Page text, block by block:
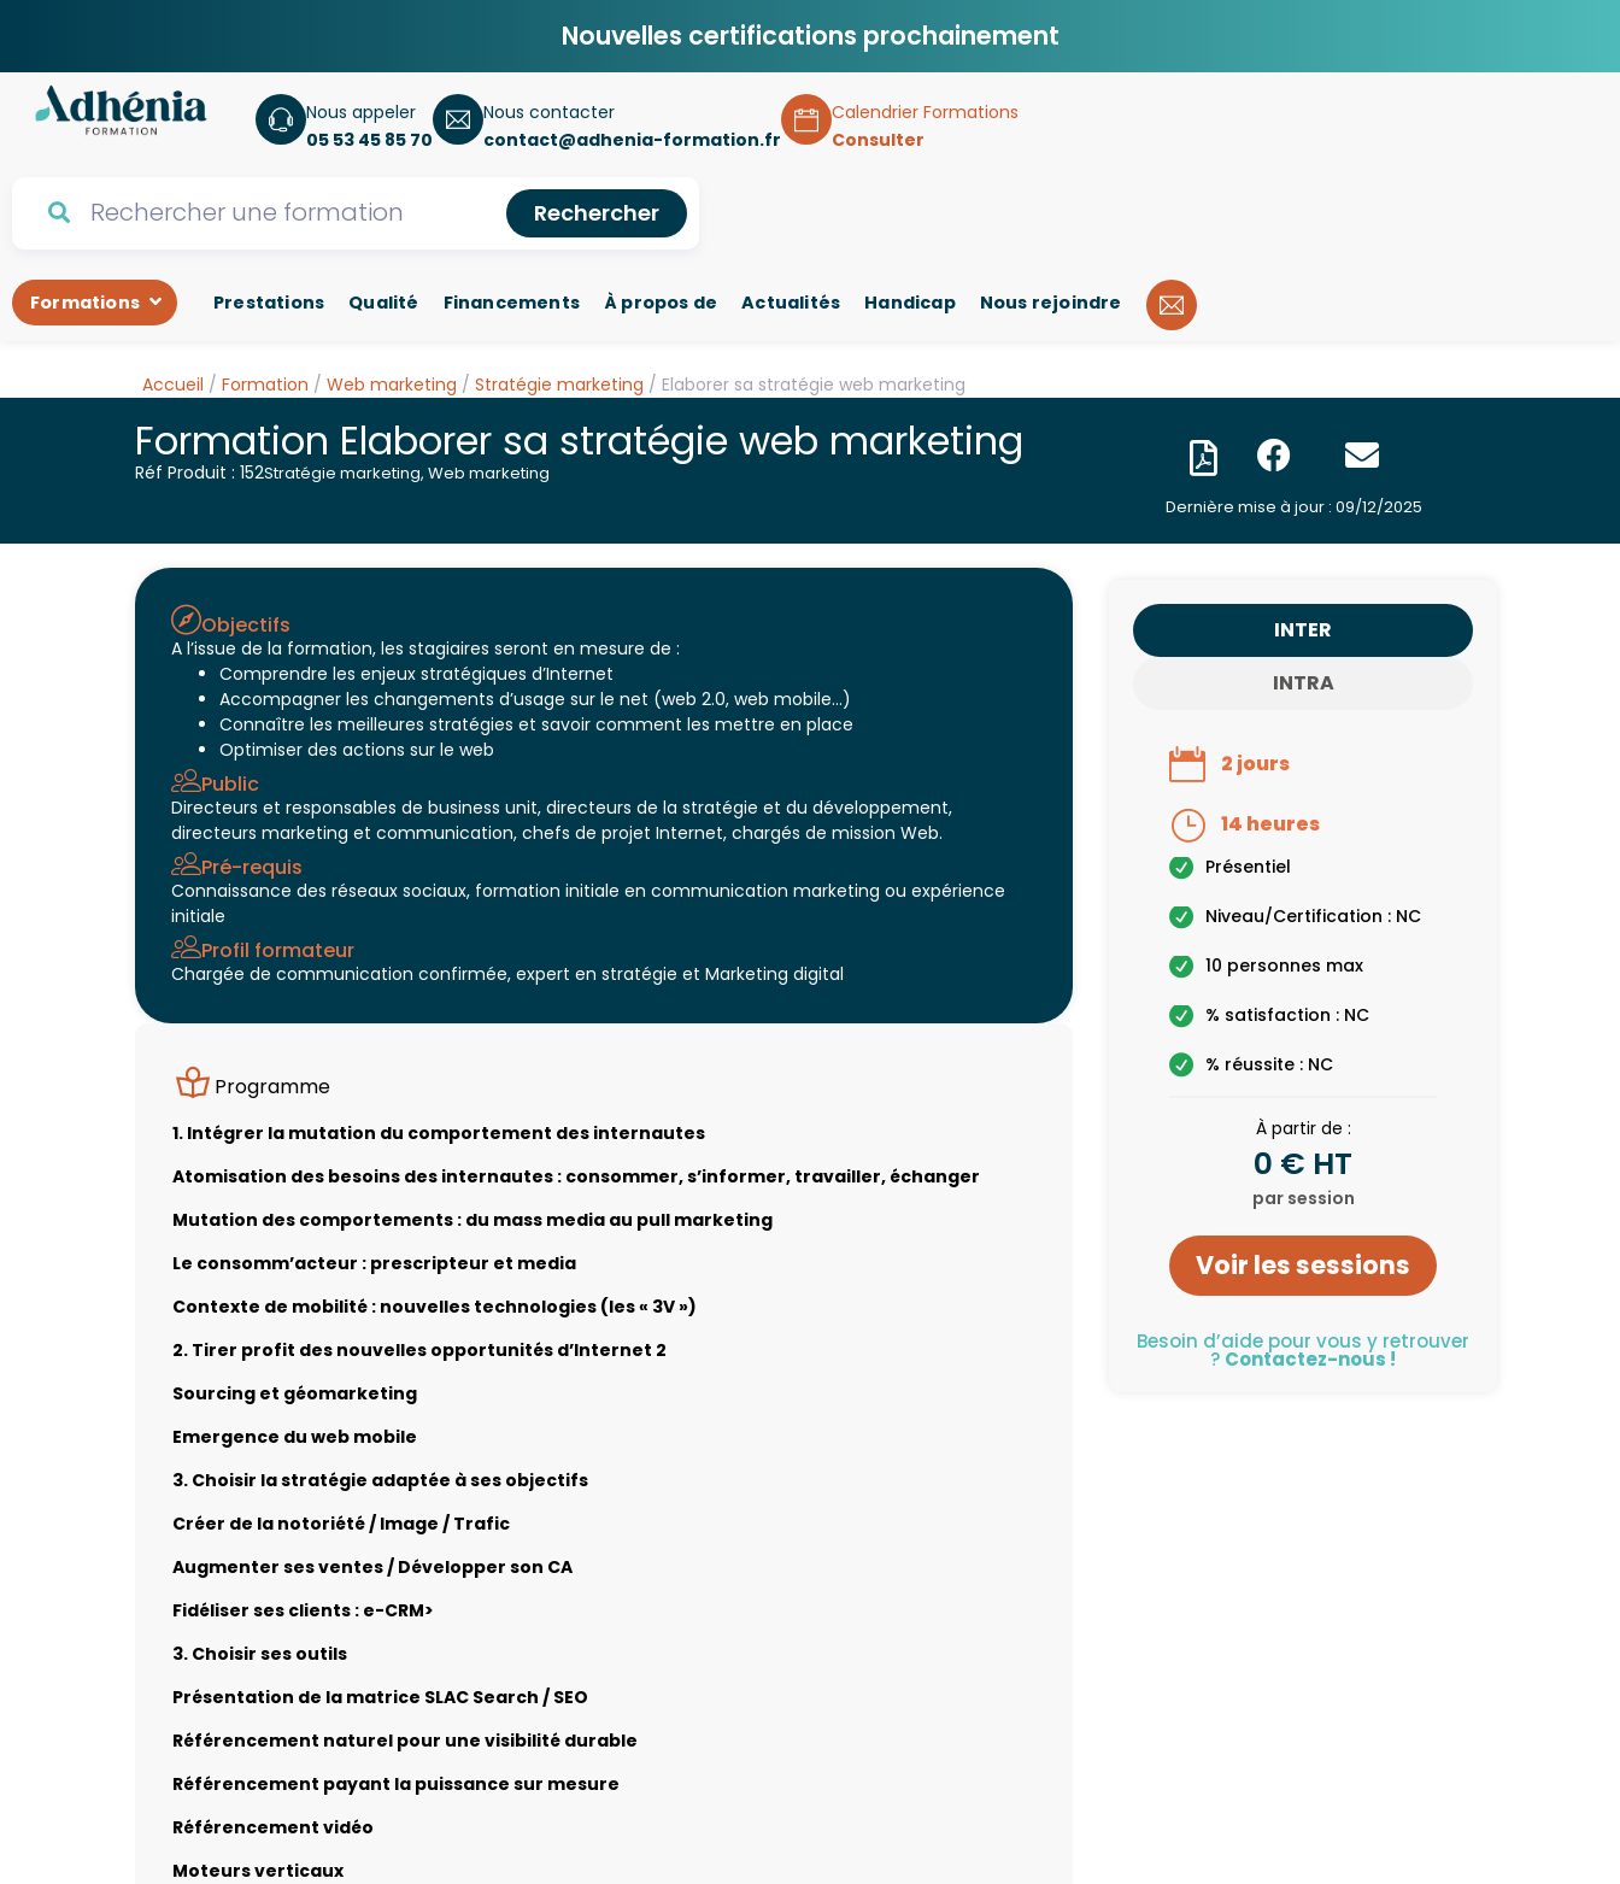
Nouvelles certifications prochainement
Nous appeler
05 53 45 85 70
Nous contacter
contact@adhenia-formation.fr
Calendrier Formations
Consulter
Rechercher
Formations Prestations Qualité Financements À propos de Actualités Handicap Nous rejoindre
Accueil / Formation / Web marketing / Stratégie marketing / Elaborer sa stratégie web marketing
Formation Elaborer sa stratégie web marketing
Réf Produit : 152Stratégie marketing, Web marketing
Dernière mise à jour : 09/12/2025
Objectifs
A l’issue de la formation, les stagiaires seront en mesure de :
Comprendre les enjeux stratégiques d’Internet
Accompagner les changements d’usage sur le net (web 2.0, web mobile…)
Connaître les meilleures stratégies et savoir comment les mettre en place
Optimiser des actions sur le web
Public
Directeurs et responsables de business unit, directeurs de la stratégie et du développement,
directeurs marketing et communication, chefs de projet Internet, chargés de mission Web.
Pré-requis
Connaissance des réseaux sociaux, formation initiale en communication marketing ou expérience
initiale
Profil formateur
Chargée de communication confirmée, expert en stratégie et Marketing digital
Programme
1. Intégrer la mutation du comportement des internautes
Atomisation des besoins des internautes : consommer, s’informer, travailler, échanger
Mutation des comportements : du mass media au pull marketing
Le consomm’acteur : prescripteur et media
Contexte de mobilité : nouvelles technologies (les « 3V »)
2. Tirer profit des nouvelles opportunités d’Internet 2
Sourcing et géomarketing
Emergence du web mobile
3. Choisir la stratégie adaptée à ses objectifs
Créer de la notoriété / Image / Trafic
Augmenter ses ventes / Développer son CA
Fidéliser ses clients : e-CRM>
3. Choisir ses outils
Présentation de la matrice SLAC Search / SEO
Référencement naturel pour une visibilité durable
Référencement payant la puissance sur mesure
Référencement vidéo
Moteurs verticaux
INTER
INTRA
2 jours
14 heures
Présentiel
Niveau/Certification : NC
10 personnes max
% satisfaction : NC
% réussite : NC
À partir de :
0 € HT
par session
Voir les sessions
Besoin d’aide pour vous y retrouver
? Contactez-nous !